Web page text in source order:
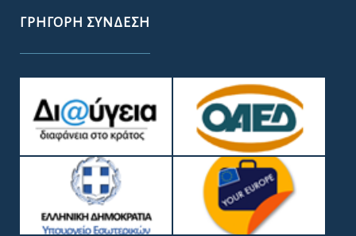
ΓΡΉΓΟΡΗ ΣΎΝΔΕΣΗ